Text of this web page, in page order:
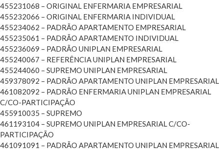
455231068 – ORIGINAL ENFERMARIA EMPRESARIAL
455232066 – ORIGINAL ENFERMARIA INDIVIDUAL
455234062 – PADRÃO APARTAMENTO EMPRESARIAL
455235061 – PADRÃO APARTAMENTO INDIVIDUAL
455236069 – PADRÃO UNIPLAN EMPRESARIAL
455240067 – REFERÊNCIA UNIPLAN EMPRESARIAL
455244060 – SUPREMO UNIPLAN EMPRESARIAL
459378092 – PADRÃO APARTAMENTO UNIPLAN EMPRESARIAL
461082092 – PADRÃO ENFERMARIA UNIPLAN EMPRESARIAL
C/CO-PARTICIPAÇÃO
455910035 – SUPREMO
461193104 – SUPREMO UNIPLAN EMPRESARIAL C/CO-
PARTICIPAÇÃO
461091091 – PADRÃO APARTAMENTO UNIPLAN EMPRESARIAL